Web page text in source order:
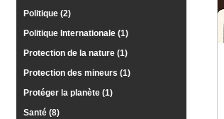
Politique (2)
Politique Internationale (1)
Protection de la nature (1)
Protection des mineurs (1)
Protéger la planète (1)
Santé (8)